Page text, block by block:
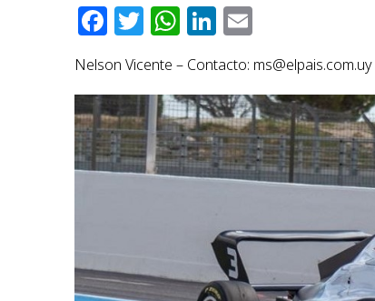
Facebook
Twitter
WhatsApp
LinkedIn
Nelson Vicente – Contacto: ms@elpais.com.uy